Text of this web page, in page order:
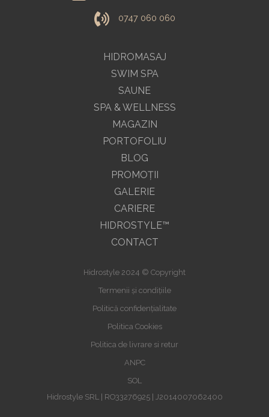
HIDROMASAJ
SWIM SPA
SAUNE
SPA & WELLNESS
MAGAZIN
0747 060 060
PORTOFOLIU
BLOG
PROMOŢII
GALERIE
CARIERE
HIDROSTYLE™
CONTACT
Hidrostyle 2024 © Copyright
Termenii și condițiile
Politică confidențialitate
Politica Cookies
Politica de livrare si retur
ANPC
SOL
Hidrostyle SRL | RO33276925 | J2014007062400